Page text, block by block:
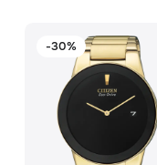
-30%